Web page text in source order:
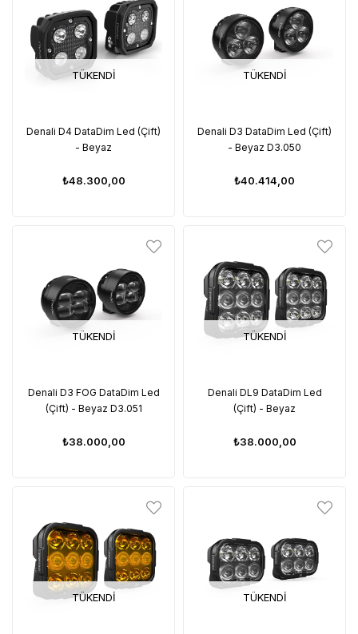
TÜKENDI
Denali D4 DataDim Led (Çift)
- Beyaz
₺48.300,00
TÜKENDI
Denali D3 DataDim Led (Çift)
- Beyaz D3.050
₺40.414,00
TÜKENDI
Denali D3 FOG DataDim Led
(Çift) - Beyaz D3.051
₺38.000,00
TÜKENDI
Denali DL9 DataDim Led
(Çift) - Beyaz
₺38.000,00
TÜKENDI TÜKENDI